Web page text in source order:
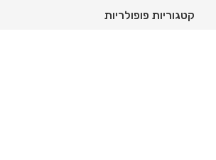
קטגוריות פופולריות